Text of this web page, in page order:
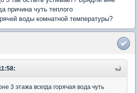
причина чуть теплого
воды комнатной температуры?
3 этажа всегда горячая вода чуть